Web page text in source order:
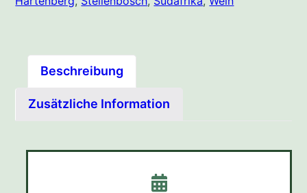
Beschreibung
Zusätzliche Information